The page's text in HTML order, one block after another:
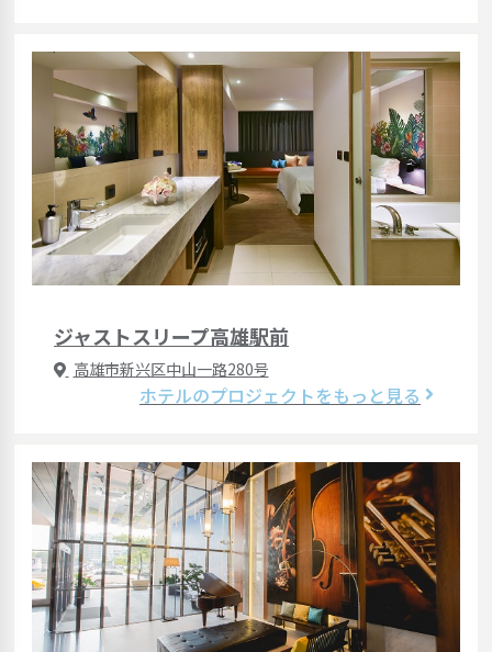
ジャストスリープ高雄駅前
高雄市新兴区中山一路280号
ホテルのプロジェクトをもっと見る